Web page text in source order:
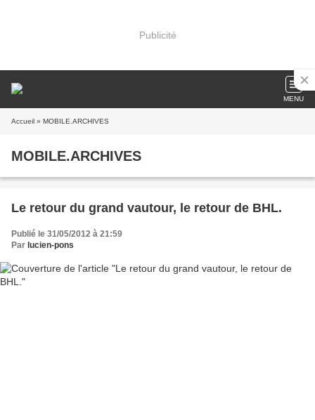
Publicité
MENU
Accueil » MOBILE.ARCHIVES
MOBILE.ARCHIVES
Le retour du grand vautour, le retour de BHL.
Publié le 31/05/2012 à 21:59
Par lucien-pons